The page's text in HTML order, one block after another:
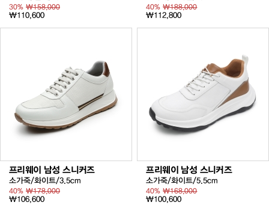
30% ₩158,000
₩110,600
40%₩188,000
₩112,800
프리웨이 남성 스니커즈
소가죽/화이트/3.5cm
40% ₩178,000
₩106,600
프리웨이 남성 스니커즈
소가죽/화이트/5.5cm
40%₩168,000
₩100,600